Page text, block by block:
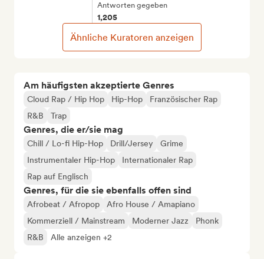
Am häufigsten akzeptierte Genres
Cloud Rap / Hip Hop Hip-Hop
Französischer Rap
R&B
Trap
Genres, die er/sie mag
Chill / Lo-fi Hip-Hop Drill/Jersey
Grime
Instrumentaler Hip-Hop
Internationaler Rap
Rap auf Englisch
Genres, für die sie ebenfalls offen sind
Afrobeat / Afropop
Afro House / Amapiano
Kommerziell / Mainstream
Moderner Jazz
Phonk
R&B
Alle anzeigen +2
Antworten gegeben
1,205
Ähnliche Kuratoren anzeigen